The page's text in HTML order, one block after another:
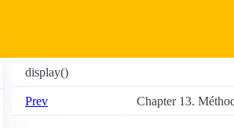
display()
Prev Chapter 13.